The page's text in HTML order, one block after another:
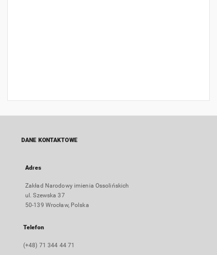
DANE KONTAKTOWE
Adres
Zakład Narodowy imienia Ossolińskich
ul. Szewska 37
50-139 Wrocław, Polska
Telefon
(+48) 71 344 44 71